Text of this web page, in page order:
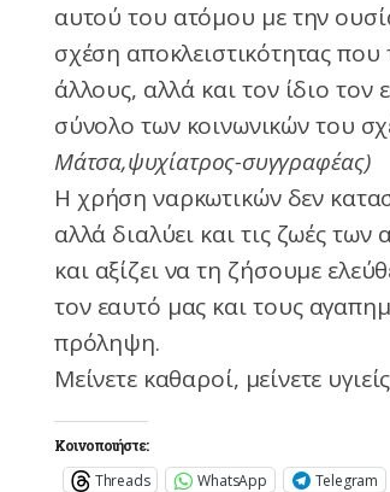
αυτού του ατόμου με την
σχέση αποκλειστικότητας
άλλους, αλλά και τον ίδιο
σύνολο των κοινωνικών του
Μάτσα,ψυχίατρος-συγγραφέας)
Η χρήση ναρκωτικών δεν
αλλά διαλύει και τις ζωές
και αξίζει να τη ζήσουμε
τον εαυτό μας και τους
πρόληψη.
Μείνετε καθαροί, μείνετε
Κοινοποιήστε:
Threads WhatsApp Telegram